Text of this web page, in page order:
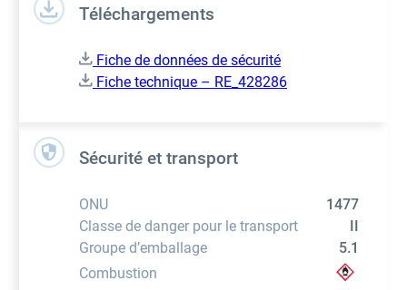
Téléchargements
Fiche de données de sécurité
Fiche technique – RE_428286
Sécurité et transport
ONU
1477
Classe de danger pour le transport
II
Groupe d’emballage
5.1
Combustion